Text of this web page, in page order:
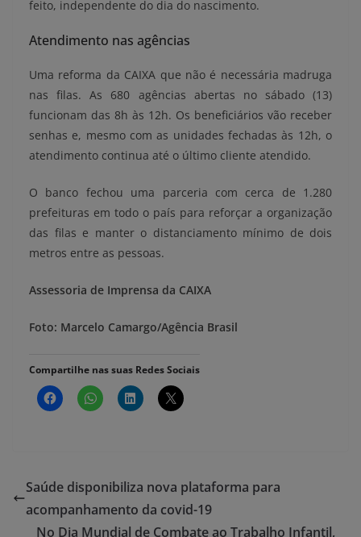
feito, independente do dia do nascimento.
Atendimento nas agências
Uma reforma da CAIXA que não é necessária madruga
nas filas. As 680 agências abertas no sábado (13)
funcionam das 8h às 12h. Os beneficiários vão receber
senhas e, mesmo com as unidades fechadas às 12h, o
atendimento continua até o último cliente atendido.
O banco fechou uma parceria com cerca de 1.280
prefeituras em todo o país para reforçar a organização
das filas e manter o distanciamento mínimo de dois
metros entre as pessoas.
Assessoria de Imprensa da CAIXA
Foto: Marcelo Camargo/Agência Brasil
Compartilhe nas suas Redes Sociais
Saúde disponibiliza nova plataforma para
acompanhamento da covid-19
No Dia Mundial de Combate ao Trabalho Infantil,